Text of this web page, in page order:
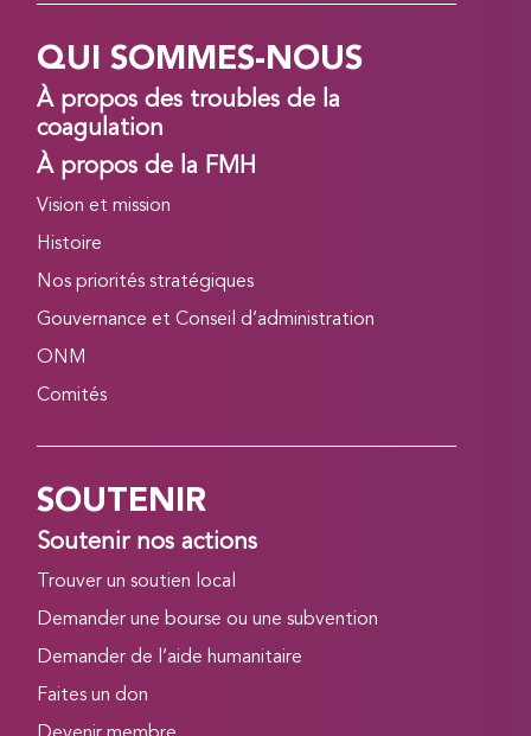
QUI SOMMES-NOUS
À propos des troubles de la
coagulation
À propos de la FMH
Vision et mission
Histoire
Nos priorités stratégiques
Gouvernance et Conseil d’administration
ONM
Comités
SOUTENIR
Soutenir nos actions
Trouver un soutien local
Demander une bourse ou une subvention
Demander de l’aide humanitaire
Faites un don